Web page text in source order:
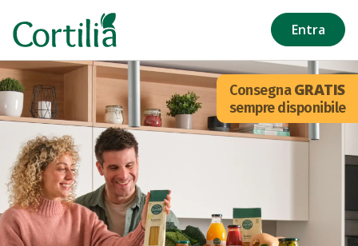
Salta al contenuto principale
Entra
ConsegnaGRATIS
sempre disponibile